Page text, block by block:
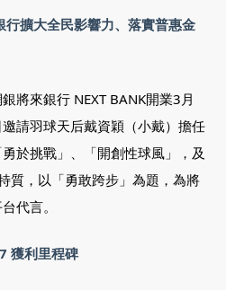
行擴大全民影響力、落實普惠金
將來銀行 NEXT BANK開業3月
請羽球天后戴資穎（小戴）擔任
於挑戰」、「開創性球風」，及
質，以「勇敢跨步」為題，為將
代言。
獲利里程碑